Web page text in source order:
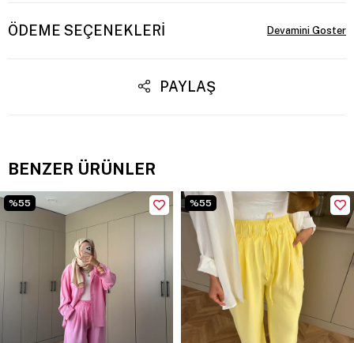
ÖDEME SEÇENEKLERI
PAYLAŞ
BENZER ÜRÜNLER
%55 %55